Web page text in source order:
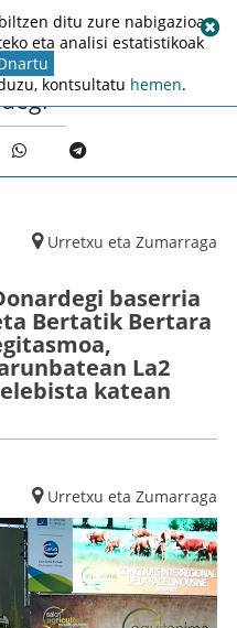
Urretxu eta Zumarraga
baserria
Bertatik Bertara
La2
katean
Urretxu eta Zumarraga
ditu zure nabigazioa
eta analisi estatistikoak
kontsultatu hemen.